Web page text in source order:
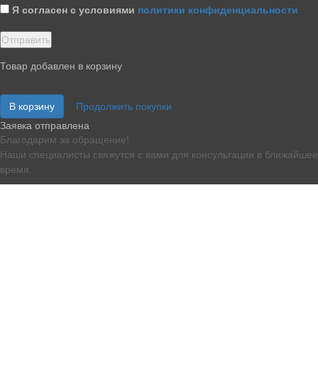
Я согласен с условиями политики конфиденциальности
Товар добавлен в корзину
В корзину
Продолжить покупки
Заявка отправлена
Благодарим за обращение!
Наши специалисты свяжутся с вами для консультации в ближайшее
время.